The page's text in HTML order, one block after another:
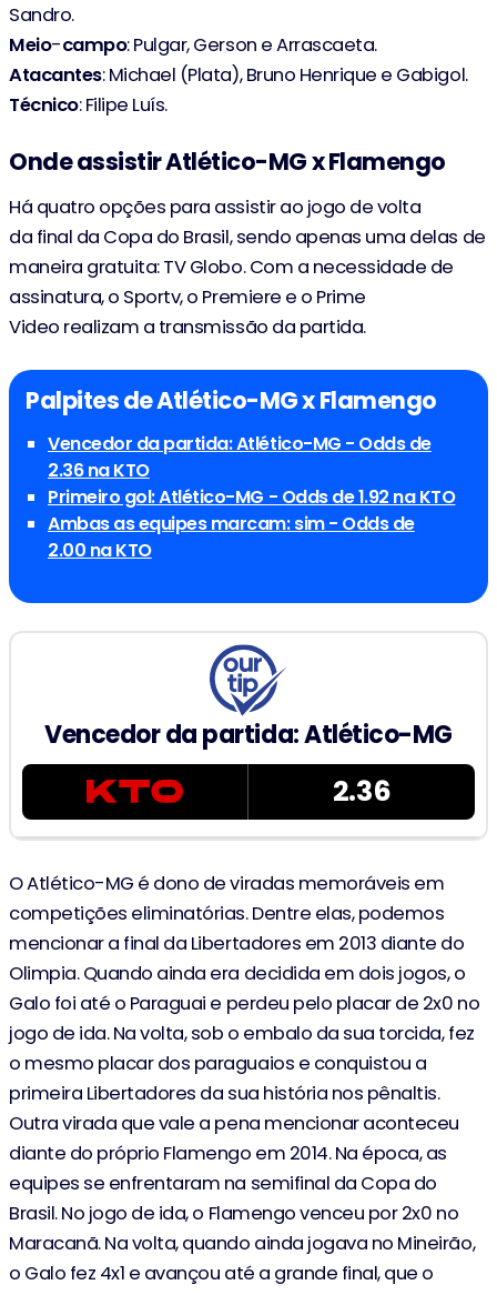
Sandro.
Meio-campo: Pulgar, Gerson e Arrascaeta.
Atacantes: Michael (Plata), Bruno Henrique e Gabigol.
Técnico: Filipe Luís.
Onde assistir Atlético-MG x Flamengo
Há quatro opções para assistir ao jogo de volta
da final da Copa do Brasil, sendo apenas uma delas de
maneira gratuita: TV Globo. Com a necessidade de
assinatura, o Sportv, o Premiere e o Prime
Video realizam a transmissão da partida.
Palpites de Atlético-MG x Flamengo
Vencedor da partida: Atlético-MG - Odds de
2.36 na KTO
Primeiro gol: Atlético-MG - Odds de 1.92 na KTO
Ambas as equipes marcam: sim - Odds de
2.00 na KTO
Vencedor da partida: Atlético-MG
2.36
O Atlético-MG é dono de viradas memoráveis em
competições eliminatórias. Dentre elas, podemos
mencionar a final da Libertadores em 2013 diante do
Olimpia. Quando ainda era decidida em dois jogos, o
Galo foi até o Paraguai e perdeu pelo placar de 2x0 no
jogo de ida. Na volta, sob o embalo da sua torcida, fez
o mesmo placar dos paraguaios e conquistou a
primeira Libertadores da sua história nos pênaltis.
Outra virada que vale a pena mencionar aconteceu
diante do próprio Flamengo em 2014. Na época, as
equipes se enfrentaram na semifinal da Copa do
Brasil. No jogo de ida, o Flamengo venceu por 2x0 no
Maracanã. Na volta, quando ainda jogava no Mineirão,
o Galo fez 4x1 e avançou até a grande final, que o